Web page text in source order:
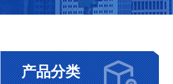
产品分类